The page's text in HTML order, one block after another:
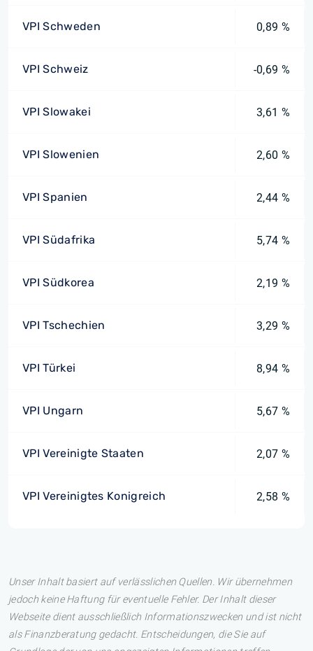
VPI Schweden 0,89 %
VPI Schweiz -0,69 %
VPI Slowakei 3,61 %
VPI Slowenien 2,60 %
VPI Spanien 2,44 %
VPI Südafrika 5,74 %
VPI Südkorea 2,19 %
VPI Tschechien 3,29 %
VPI Türkei 8,94 %
VPI Ungarn 5,67 %
VPI Vereinigte Staaten 2,07 %
VPI Vereinigtes Konigreich 2,58 %
Unser Inhalt basiert auf verlässlichen Quellen. Wir übernehmen
jedoch keine Haftung für eventuelle Fehler. Der Inhalt dieser
Webseite dient ausschließlich Informationszwecken und ist nicht
als Finanzberatung gedacht. Entscheidungen, die Sie auf